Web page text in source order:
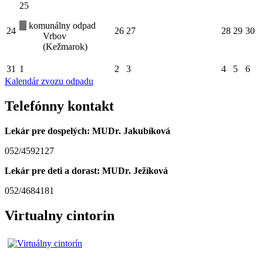
24
25
komunálny odpad
Vrbov
(Kežmarok)
26 27 28 29 30
31 1 2 3 4 5
6
Kalendár zvozu odpadu
Telefónny kontakt
Lekár pre dospelých: MUDr. Jakubíková
052/4592127
Lekár pre deti a dorast: MUDr. Ježíková
052/4684181
Virtualny cintorin